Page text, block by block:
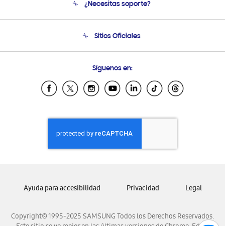
Soporte
Condiciones de Compra
¿Necesitas soporte?
Soporte vía eMail
Sitios Oficiales
Samsung Ecuador
Samsung El Salvador
Samsung Honduras
Samsung Nicaragua
Samsung Panamá
Samsung Venezuela
Síguenos en:
Copyright© 1995-2025 SAMSUNG Todos los Derechos Reservados.
Ayuda para accesibilidad Privacidad Legal